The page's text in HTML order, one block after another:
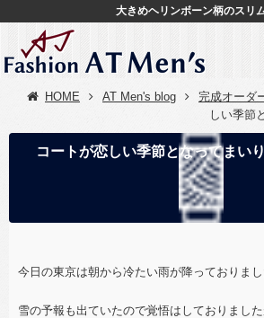
大きめヘリンボーン柄のスリ
HOME AT Men's blog 完成オーダ
しい季節
コートが恋しい季節となってまいり
今日の東京は朝から冷たい雨が降っておりまし
雪の予報も出ていたので覚悟はしておりまし